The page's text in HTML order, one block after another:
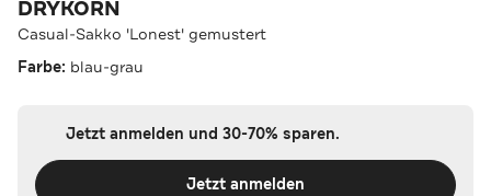
DRYKORN
Casual-Sakko 'Lonest' gemustert
Farbe: blau-grau
Jetzt anmelden und 30-70% sparen.
Jetzt anmelden